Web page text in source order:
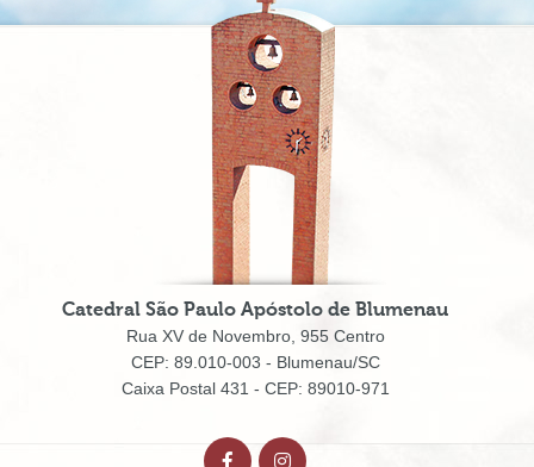
Catedral São Paulo Apóstolo de Blumenau
Rua XV de Novembro, 955 Centro
CEP: 89.010-003 - Blumenau/SC
Caixa Postal 431 - CEP: 89010-971